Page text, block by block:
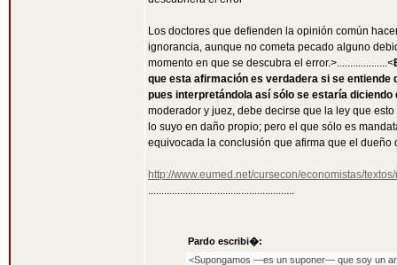
Los doctores que defienden la opinión común
ignorancia, aunque no cometa pecado alguno
momento en que se descubra el error.>...................<
que esta afirmación es verdadera si se entiende
pues interpretándola así sólo se estaría
moderador y juez, debe decirse que la ley que
lo suyo en daño propio; pero el que sólo es
equivocada la conclusión que afirma que el
http://www.eumed.net/cursecon/economistas/
.......................................................
Pardo escribi�:
<Supongamos —es un suponer— que soy un